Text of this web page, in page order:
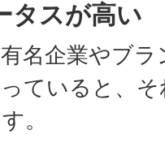
タスが高い
名企業やブ
ていると、
。